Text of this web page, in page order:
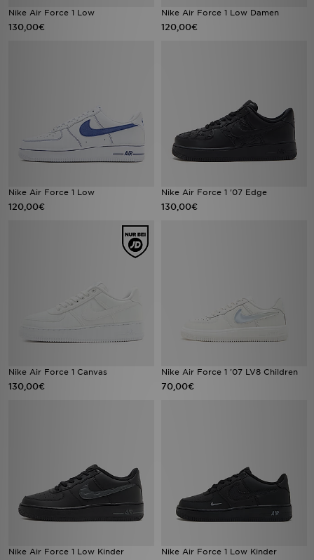
Nike Air Force 1 Low
130,00€
Nike Air Force 1 Low Damen
120,00€
Nike Air Force 1 Low
120,00€
Nike Air Force 1 '07 Edge
130,00€
Nike Air Force 1 Canvas
130,00€
Nike Air Force 1 '07 LV8 Children
70,00€
Nike Air Force 1 Low Kinder Nike Air Force 1 Low Kinder